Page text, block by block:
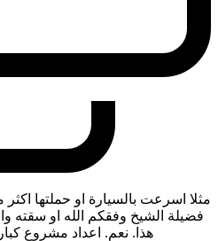
مثلا اسرعت بالسيارة او حملتها
فضيلة الشيخ وفقكم الله او سقته
هذا. نعم. اعداد مشروع